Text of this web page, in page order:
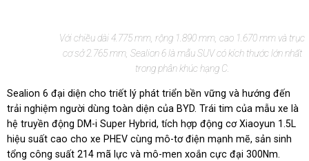
Với chiều dài 4.775 mm, rộng 1.890 mm, cao 1.670 mm và trục
cơ sở 2.765 mm, Sealion 6 là mẫu SUV có kích thước lớn nhất
trong phân khúc hạng C.
Sealion 6 đại diện cho triết lý phát triển bền vững và hướng đến
trải nghiệm người dùng toàn diện của BYD. Trái tim của mẫu xe là
hệ truyền động DM-i Super Hybrid, tích hợp động cơ Xiaoyun 1.5L
hiệu suất cao cho xe PHEV cùng mô-tơ điện mạnh mẽ, sản sinh
tổng công suất 214 mã lực và mô-men xoắn cực đại 300Nm.